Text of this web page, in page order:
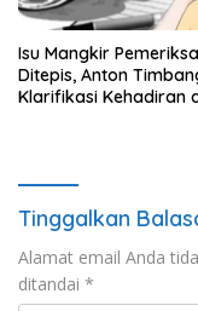
Isu Mangkir
Ditepis, Anton
Klarifikasi Kehadiran
Tinggalkan
Alamat email Anda
ditandai *